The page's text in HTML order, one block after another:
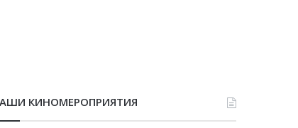
КИНОМЕРОПРИЯТИЯ